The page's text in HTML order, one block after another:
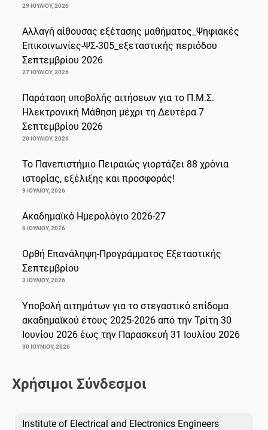
29 ΙΟΥΛΊΟΥ, 2026
Αλλαγή αίθουσας εξέτασης μαθήματος_Ψηφιακές
Επικοινωνίες-ΨΣ-305_εξεταστικής περιόδου
Σεπτεμβρίου 2026
27 ΙΟΥΛΊΟΥ, 2026
Παράταση υποβολής αιτήσεων για το Π.Μ.Σ.
Ηλεκτρονική Μάθηση μέχρι τη Δευτέρα 7
Σεπτεμβρίου 2026
20 ΙΟΥΛΊΟΥ, 2026
Το Πανεπιστήμιο Πειραιώς γιορτάζει 88 χρόνια
ιστορίας, εξέλιξης και προσφοράς!
9 ΙΟΥΛΊΟΥ, 2026
Ακαδημαϊκό Ημερολόγιο 2026-27
6 ΙΟΥΛΊΟΥ, 2026
Ορθή Επανάληψη-Προγράμματος Εξεταστικής
Σεπτεμβρίου
3 ΙΟΥΛΊΟΥ, 2026
Υποβολή αιτημάτων για το στεγαστικό επίδομα
ακαδημαϊκού έτους 2025-2026 από την Τρίτη 30
Ιουνίου 2026 έως την Παρασκευή 31 Ιουλίου 2026
30 ΙΟΥΝΊΟΥ, 2026
Χρήσιμοι Σύνδεσμοι
Institute of Electrical and Electronics Engineers